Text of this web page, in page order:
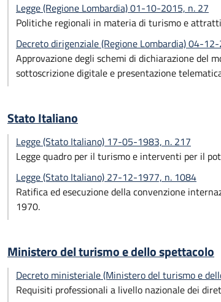
Legge (Regione Lombardia) 01-10-2015, n. 27
Politiche regionali in materia di turismo e
Decreto dirigenziale (Regione Lombardia) 04-
Approvazione degli schemi di dichiarazione del
sottoscrizione digitale e presentazione
Stato Italiano
Legge (Stato Italiano) 17-05-1983, n. 217
Legge quadro per il turismo e interventi per il
Legge (Stato Italiano) 27-12-1977, n. 1084
Ratifica ed esecuzione della convenzione
1970.
Ministero del turismo e dello spettacolo
Decreto ministeriale (Ministero del turismo e
Requisiti professionali a livello nazionale dei